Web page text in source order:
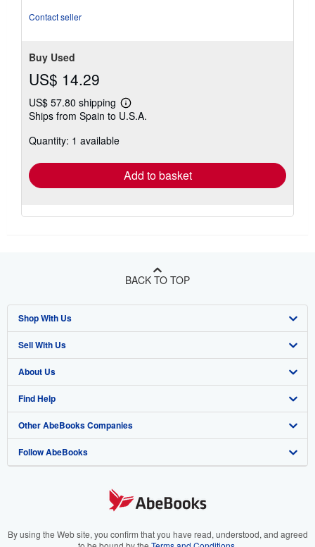
Contact seller
Buy Used
US$ 14.29
US$ 57.80 shipping
Learn
more
Ships from Spain to U.S.A.
Quantity: 1 available
Add to basket
BACK TO TOP
Shop With Us
Advanced Search
Browse Collections
My Account
My Orders
View Basket
Sell With Us
Start Selling
Join Our Affiliate Program
Book Buyback
Refer a seller
About Us
About AbeBooks
Media
Careers
Your Ads Privacy Choices
Find Help
Help
Customer Support
Other AbeBooks Companies
AbeBooks.co.uk
AbeBooks.it
Follow AbeBooks
By using the Web site, you confirm that you have read, understood, and agreed